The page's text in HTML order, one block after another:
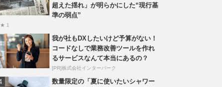
超えた揺れ」が明らかにした“現行基
準の弱点”
★ 1
我が社もDXしたいけど予算がない！
コードなしで業務改善ツールを作れ
るサービスなんて本当にあるの？
[PR]株式会社インターパーク
数量限定の「夏に使いたいシャワー